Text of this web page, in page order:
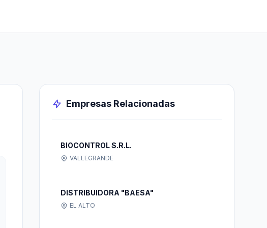
Empresas Relacionadas
BIOCONTROL S.R.L.
VALLEGRANDE
DISTRIBUIDORA "BAESA"
EL ALTO